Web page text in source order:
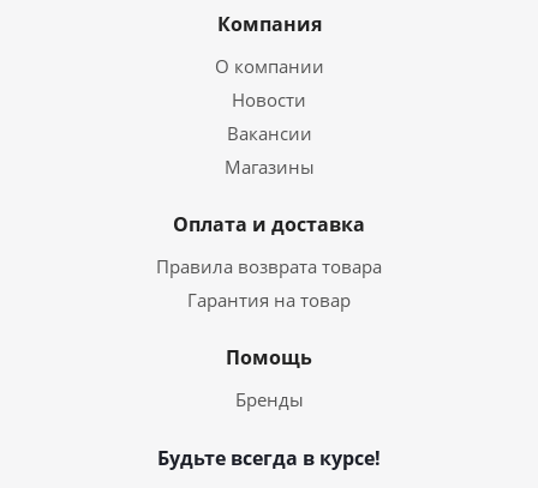
Компания
О компании
Новости
Вакансии
Магазины
Оплата и доставка
Правила возврата товара
Гарантия на товар
Помощь
Бренды
Будьте всегда в курсе!